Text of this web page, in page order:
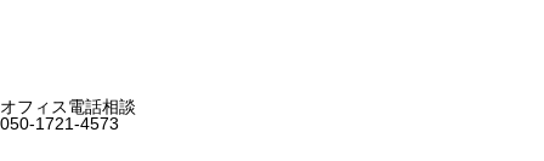
オフィス電話相談
050-1721-4573